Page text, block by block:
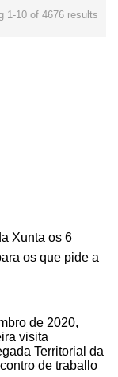
1-10 of 4676 results
Xunta os 6
os que pide a
de 2020,
visita
Territorial da
de traballo